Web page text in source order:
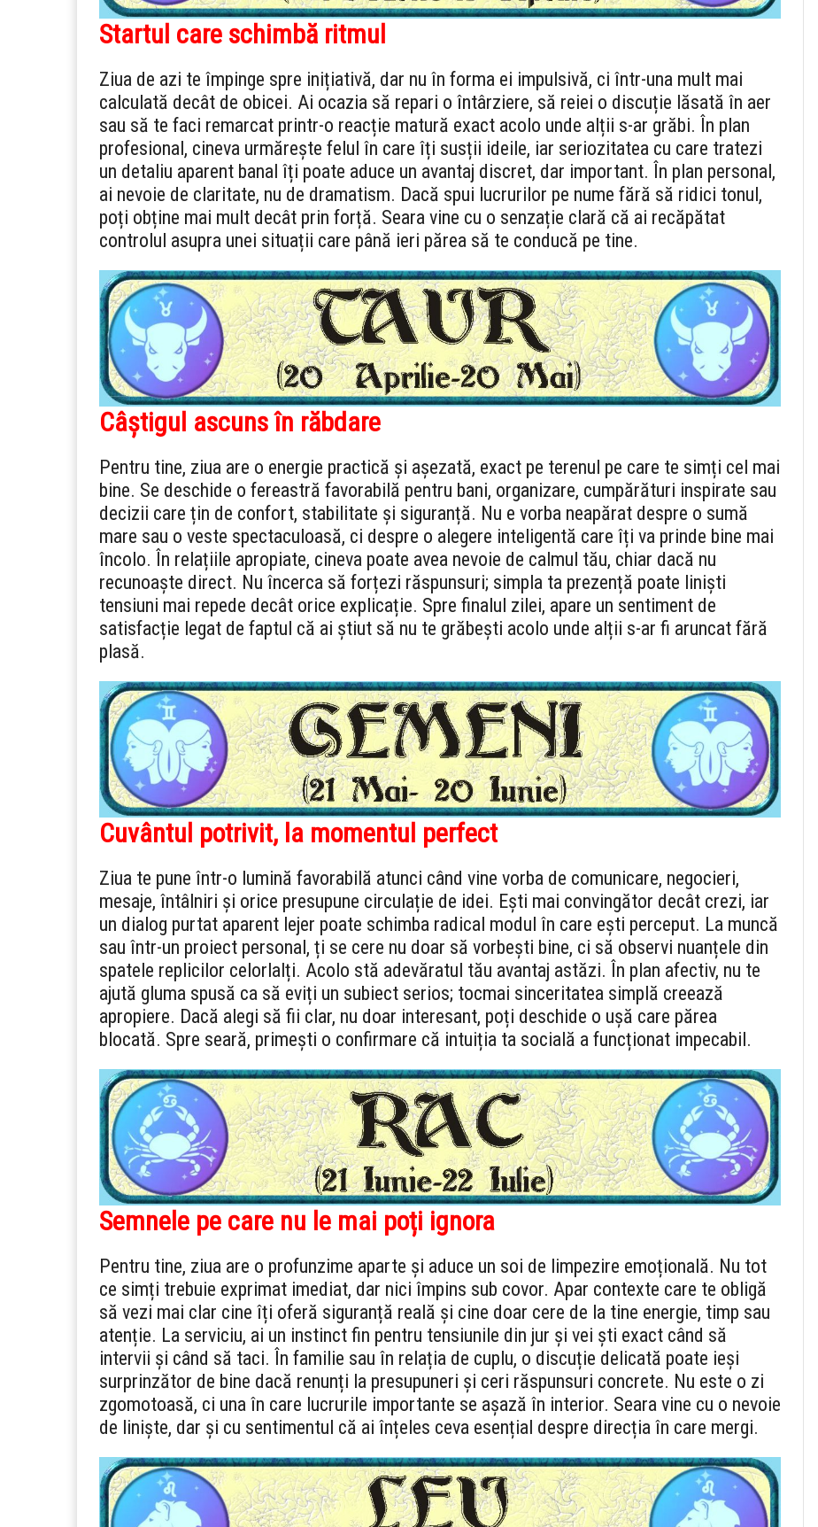
Startul care schimbă ritmul
Ziua de azi te împinge spre inițiativă, dar nu în forma ei impulsivă, ci într-una mult mai
calculată decât de obicei. Ai ocazia să repari o întârziere, să reiei o discuție lăsată în aer
sau să te faci remarcat printr-o reacție matură exact acolo unde alții s-ar grăbi. În plan
profesional, cineva urmărește felul în care îți susții ideile, iar seriozitatea cu care tratezi
un detaliu aparent banal îți poate aduce un avantaj discret, dar important. În plan personal,
ai nevoie de claritate, nu de dramatism. Dacă spui lucrurilor pe nume fără să ridici tonul,
poți obține mai mult decât prin forță. Seara vine cu o senzație clară că ai recăpătat
controlul asupra unei situații care până ieri părea să te conducă pe tine.
Câștigul ascuns în răbdare
Pentru tine, ziua are o energie practică și așezată, exact pe terenul pe care te simți cel mai
bine. Se deschide o fereastră favorabilă pentru bani, organizare, cumpărături inspirate sau
decizii care țin de confort, stabilitate și siguranță. Nu e vorba neapărat despre o sumă
mare sau o veste spectaculoasă, ci despre o alegere inteligentă care îți va prinde bine mai
încolo. În relațiile apropiate, cineva poate avea nevoie de calmul tău, chiar dacă nu
recunoaște direct. Nu încerca să forțezi răspunsuri; simpla ta prezență poate liniști
tensiuni mai repede decât orice explicație. Spre finalul zilei, apare un sentiment de
satisfacție legat de faptul că ai știut să nu te grăbești acolo unde alții s-ar fi aruncat fără
plasă.
Cuvântul potrivit, la momentul perfect
Ziua te pune într-o lumină favorabilă atunci când vine vorba de comunicare, negocieri,
mesaje, întâlniri și orice presupune circulație de idei. Ești mai convingător decât crezi, iar
un dialog purtat aparent lejer poate schimba radical modul în care ești perceput. La muncă
sau într-un proiect personal, ți se cere nu doar să vorbești bine, ci să observi nuanțele din
spatele replicilor celorlalți. Acolo stă adevăratul tău avantaj astăzi. În plan afectiv, nu te
ajută gluma spusă ca să eviți un subiect serios; tocmai sinceritatea simplă creează
apropiere. Dacă alegi să fii clar, nu doar interesant, poți deschide o ușă care părea
blocată. Spre seară, primești o confirmare că intuiția ta socială a funcționat impecabil.
Semnele pe care nu le mai poți ignora
Pentru tine, ziua are o profunzime aparte și aduce un soi de limpezire emoțională. Nu tot
ce simți trebuie exprimat imediat, dar nici împins sub covor. Apar contexte care te obligă
să vezi mai clar cine îți oferă siguranță reală și cine doar cere de la tine energie, timp sau
atenție. La serviciu, ai un instinct fin pentru tensiunile din jur și vei ști exact când să
intervii și când să taci. În familie sau în relația de cuplu, o discuție delicată poate ieși
surprinzător de bine dacă renunți la presupuneri și ceri răspunsuri concrete. Nu este o zi
zgomotoasă, ci una în care lucrurile importante se așază în interior. Seara vine cu o nevoie
de liniște, dar și cu sentimentul că ai înțeles ceva esențial despre direcția în care mergi.